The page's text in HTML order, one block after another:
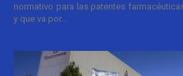
normativo para las patentes
y que va por...